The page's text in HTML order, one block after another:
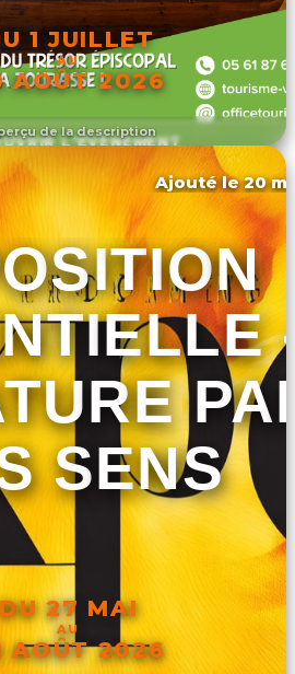
de la description
1 JUILLET
AU
AOÛT 2026
L'ÉVÉNEMENT
Ajouté le 20
SENS
DU 27 MAI
AU
AOÛT 2026